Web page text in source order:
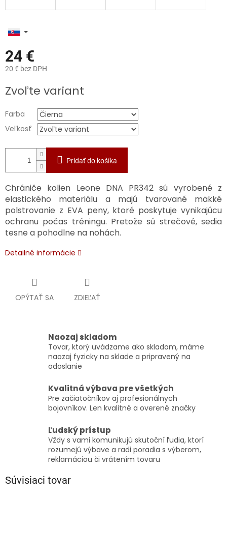
24 €
20 € bez DPH
cena:
Zvoľte variant
Farba
Veľkosť
Pridať do košíka
Chrániče kolien Leone DNA PR342 sú vyrobené z
elastického materiálu a majú tvarované mäkké
polstrovanie z EVA peny, ktoré poskytuje vynikajúcu
ochranu počas tréningu. Pretože sú strečové, sedia
tesne a pohodlne na nohách.
Detailné informácie
OPÝTAŤ SA ZDIEĽAŤ
Naozaj skladom
Tovar, ktorý uvádzame ako skladom, máme
naozaj fyzicky na sklade a pripravený na
odoslanie
Kvalitná výbava pre všetkých
Pre začiatočníkov aj profesionálnych
bojovníkov. Len kvalitné a overené značky
Ľudský prístup
Vždy s vami komunikujú skutoční ľudia, ktorí
rozumejú výbave a radi poradia s výberom,
reklamáciou či vrátením tovaru
Súvisiaci tovar